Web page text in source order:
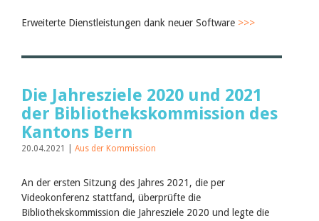
Erweiterte Dienstleistungen dank neuer Software >>>
Die Jahresziele 2020 und 2021
der Bibliothekskommission des
Kantons Bern
20.04.2021 | Aus der Kommission
An der ersten Sitzung des Jahres 2021, die per
Videokonferenz stattfand, überprüfte die
Bibliothekskommission die Jahresziele 2020 und legte die